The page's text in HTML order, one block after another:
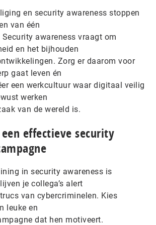
en security awareness stoppen
van één
awareness vraagt om
en het bijhouden
Zorg er daarom voor
gaat leven én
een werkcultuur waar digitaal veilig
werken
van de wereld is.
effectieve security
in security awareness is
je collega’s alert
van cybercriminelen. Kies
leuke en
dat hen motiveert.